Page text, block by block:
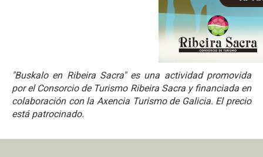
"Buskalo en Ribeira Sacra" es una actividad promovida
por el Consorcio de Turismo Ribeira Sacra y financiada en
colaboración con la Axencia Turismo de Galicia. El precio
está patrocinado.